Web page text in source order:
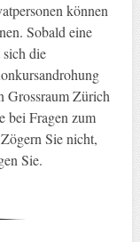
können
Sobald eine
die
Grossraum Zürich
bei Fragen zum
Sie nicht,
Sie.